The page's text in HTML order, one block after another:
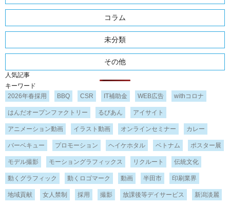
コラム
未分類
その他
人気記事
キーワード
2026年春採用
BBQ CSR IT補助金 WEB広告 withコロナ
はんだオープンファクトリー るびあん アイサイト
アニメーション動画 イラスト動画 オンラインセミナー カレー
バーベキュー プロモーション ヘイケホタル ベトナム ポスター展
モデル撮影 モーショングラフィックス リクルート 伝統文化
動くグラフィック 動くロゴマーク 動画 半田市 印刷業界
地域貢献 女人禁制 採用 撮影 放課後等デイサービス 新潟淡麗